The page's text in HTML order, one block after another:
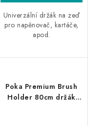
Univerzální držák na zeď
pro napěnovač, kartáče,
apod.
Poka Premium Brush
Holder 80cm držák